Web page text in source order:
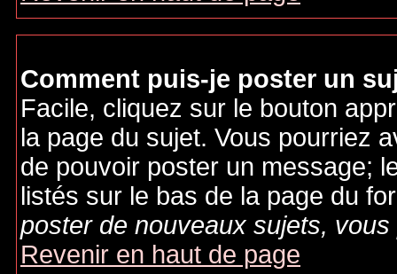
Comment puis-je poster un
Facile, cliquez sur le bouton
la page du sujet. Vous pourriez
de pouvoir poster un message;
listés sur le bas de la page du
poster de nouveaux sujets,
Revenir en haut de page